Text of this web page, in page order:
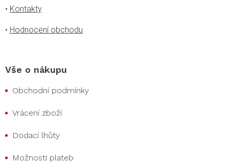
• Kontakty
• Hodnocení obchodu
Vše o nákupu
Obchodní podmínky
Vrácení zboží
Dodací lhůty
Možnosti plateb